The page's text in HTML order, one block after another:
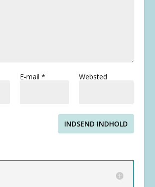
E-mail * Websted
INDSEND INDHOLD